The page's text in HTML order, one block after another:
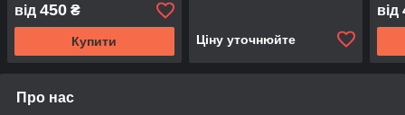
від 450 ₴
Купити Ціну уточнюйте
від
Про нас